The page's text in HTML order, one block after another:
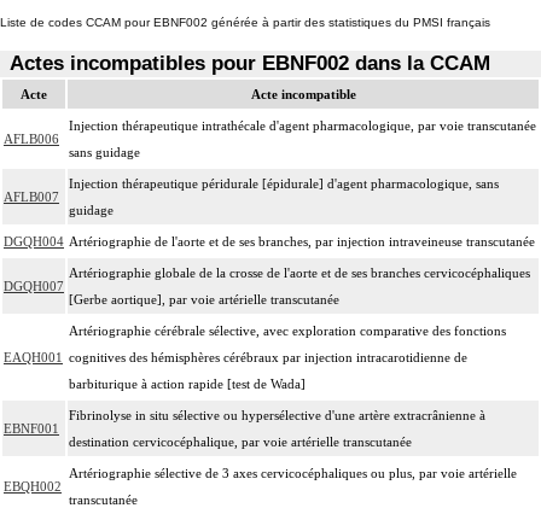
Liste de codes CCAM pour EBNF002 générée à partir des statistiques du PMSI français
Actes incompatibles pour EBNF002 dans la CCAM
Acte Acte incompatible
AFLB006
Injection thérapeutique intrathécale d'agent pharmacologique, par voie transcutanée
sans guidage
AFLB007
Injection thérapeutique péridurale [épidurale] d'agent pharmacologique, sans
guidage
DGQH004 Artériographie de l'aorte et de ses branches, par injection intraveineuse transcutanée
DGQH007
Artériographie globale de la crosse de l'aorte et de ses branches cervicocéphaliques
[Gerbe aortique], par voie artérielle transcutanée
EAQH001
Artériographie cérébrale sélective, avec exploration comparative des fonctions
cognitives des hémisphères cérébraux par injection intracarotidienne de
barbiturique à action rapide [test de Wada]
EBNF001
Fibrinolyse in situ sélective ou hypersélective d'une artère extracrânienne à
destination cervicocéphalique, par voie artérielle transcutanée
EBQH002
Artériographie sélective de 3 axes cervicocéphaliques ou plus, par voie artérielle
transcutanée